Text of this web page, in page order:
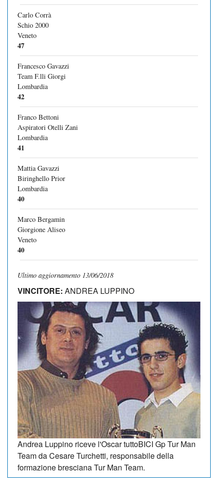
Carlo Corrà
Schio 2000
Veneto
47
Francesco Gavazzi
Team F.lli Giorgi
Lombardia
42
Franco Bettoni
Aspiratori Otelli Zani
Lombardia
41
Mattia Gavazzi
Biringhello Prior
Lombardia
40
Marco Bergamin
Giorgione Aliseo
Veneto
40
Ultimo aggiornamento 13/06/2018
VINCITORE: ANDREA LUPPINO
Andrea Luppino riceve l'Oscar tuttoBICI Gp Tur Man
Team da Cesare Turchetti, responsabile della
formazione bresciana Tur Man Team.